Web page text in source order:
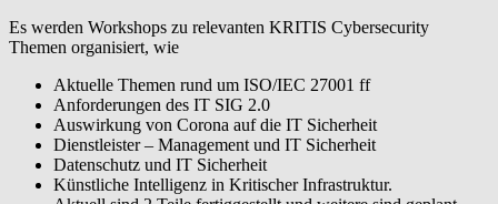
Es werden Workshops zu relevanten KRITIS Cybersecurity
Themen organisiert, wie
Aktuelle Themen rund um ISO/IEC 27001 ff
Anforderungen des IT SIG 2.0
Auswirkung von Corona auf die IT Sicherheit
Dienstleister – Management und IT Sicherheit
Datenschutz und IT Sicherheit
Künstliche Intelligenz in Kritischer Infrastruktur.